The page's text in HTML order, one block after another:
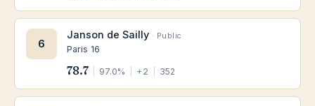
6
Janson de Sailly · Public
Paris 16
78.7 97.0% +2 352